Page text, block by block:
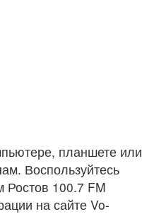
планшете или
Воспользуйтесь
Ростов 100.7 FM
на сайте Vo-